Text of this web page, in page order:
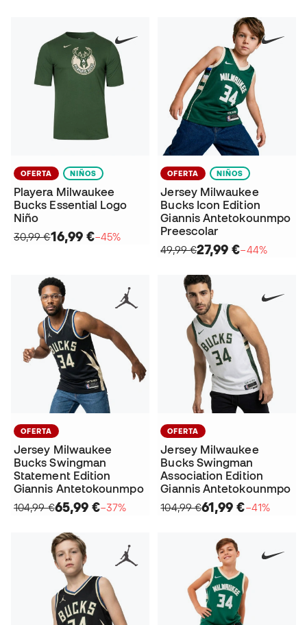
OFERTA NIÑOS
Playera Milwaukee
Bucks Essential Logo
Niño
30,99 €16,99 €−45%
OFERTA NIÑOS
Jersey Milwaukee
Bucks Icon Edition
Giannis Antetokounmpo
Preescolar
49,99 €27,99 €−44%
OFERTA
Jersey Milwaukee
Bucks Swingman
Statement Edition
Giannis Antetokounmpo
104,99 €65,99 €−37%
OFERTA
Jersey Milwaukee
Bucks Swingman
Association Edition
Giannis Antetokounmpo
104,99 €61,99 €−41%